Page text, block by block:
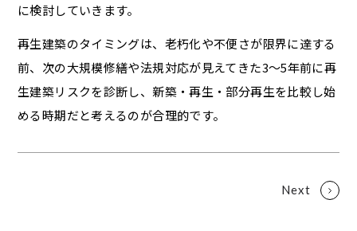
に検討していきます。
再生建築のタイミングは、老朽化や不便さが限界に達する
前、次の大規模修繕や法規対応が見えてきた3〜5年前に再
生建築リスクを診断し、新築・再生・部分再生を比較し始
める時期だと考えるのが合理的です。